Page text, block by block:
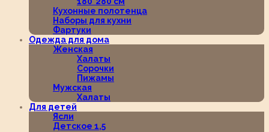
Кухонные полотенца
Наборы для кухни
Фартуки
Одежда для дома
Женская
Халаты
Сорочки
Пижамы
Мужская
Халаты
Для детей
Ясли
Детское 1,5